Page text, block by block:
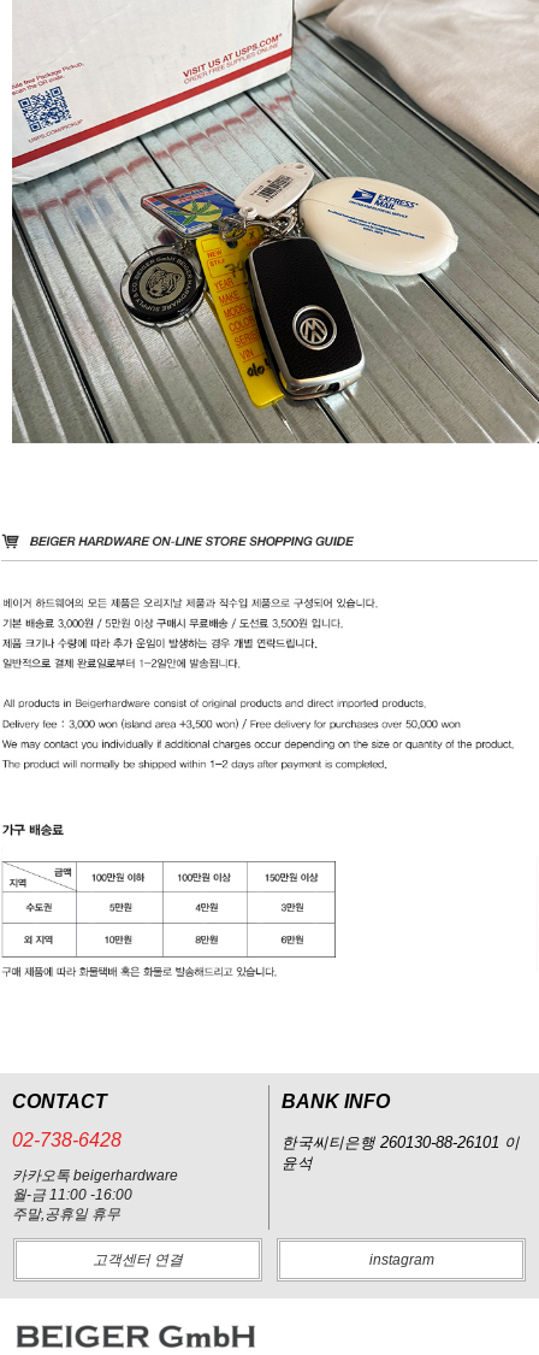
CONTACT
02-738-6428
카카오톡 beigerhardware
월-금 11:00 -16:00
주말,공휴일 휴무
BANK INFO
한국씨티은행 260130-88-26101 이
윤석
고객센터 연결 instagram